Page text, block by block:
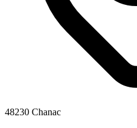
48230 Chanac